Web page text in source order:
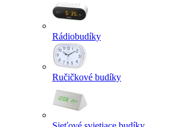
Rádiobudíky
Ručičkové budíky